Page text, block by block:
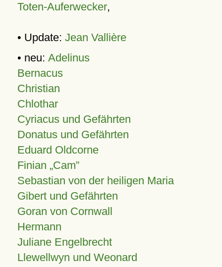
Toten-Auferwecker,
• Update: Jean Vallière
• neu: Adelinus
Bernacus
Christian
Chlothar
Cyriacus und Gefährten
Donatus und Gefährten
Eduard Oldcorne
Finian Cam
Sebastian von der heiligen Maria
Gibert und Gefährten
Goran von Cornwall
Hermann
Juliane Engelbrecht
Llewellwyn und Weonard